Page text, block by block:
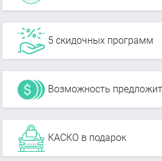
5 скидочных программ
Возможность
КАСКО в подарок